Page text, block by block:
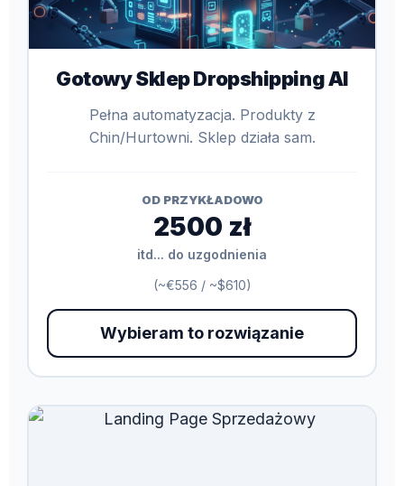
Gotowy Sklep Dropshipping AI
Pełna automatyzacja. Produkty z
Chin/Hurtowni. Sklep działa sam.
OD PRZYKŁADOWO
2500 zł
itd... do uzgodnienia
(~€556 / ~$610)
Wybieram to rozwiązanie